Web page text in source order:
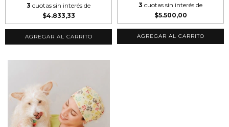
3 cuotas sin interés de
$4.833,33
AGREGAR AL CARRITO
3 cuotas sin interés de
$5.500,00
AGREGAR AL CARRITO